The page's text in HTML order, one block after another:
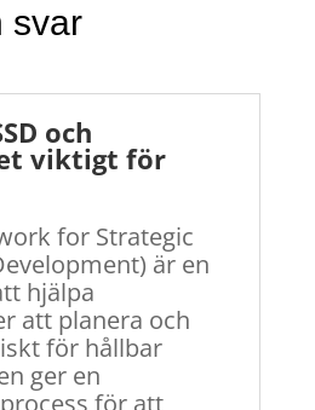
svar
och
viktigt för
for Strategic
är en
hjälpa
att planera och
för hållbar
ger en
för att